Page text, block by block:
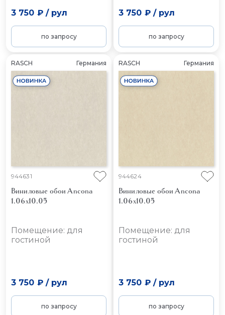
3 750 ₽/ рул
по запросу
3 750 ₽/ рул
по запросу
RASCH Германия
944631
Виниловые обои Ancona
1.06x10.05
Помещение: для
гостиной
3 750 ₽/ рул
по запросу
RASCH Германия
944624
Виниловые обои Ancona
1.06x10.05
Помещение: для
гостиной
3 750 ₽/ рул
по запросу